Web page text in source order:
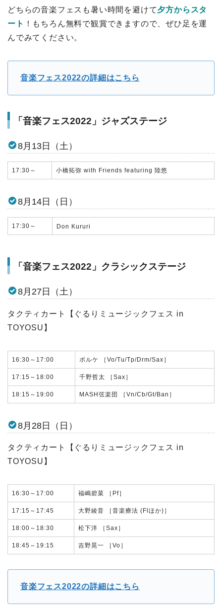
どちらの音楽フェスも暑い時間を避けて夕方からスタ
ート
！もちろん無料で観賞できますので、ぜひ足を運
んでみてください。
音楽フェス2022の詳細はこちら
「音楽フェス2022」ジャズステージ
8月13日（土）
17:30～ 小橋拓弥 with Friends featuring 陸悠
8月14日（日）
17:30～ Don Kururi
「音楽フェス2022」クラシックステージ
8月27日（土）
タクティカート【ぐるりミュージックフェス in
TOYOSU】
16:30～17:00 ポルケ ［Vo/Tu/Tp/Drm/Sax］
17:15～18:00 千野哲太 ［Sax］
18:15～19:00 MASH弦楽団 ［Vn/Cb/Gt/Ban］
8月28日（日）
タクティカート【ぐるりミュージックフェス in
TOYOSU】
16:30～17:00 福嶋碧菜 ［Pf］
17:15～17:45 大野綾音 ［音楽療法 (Flほか)］
18:00～18:30 松下洋 ［Sax］
18:45～19:15 吉野晃一 ［Vo］
音楽フェス2022の詳細はこちら